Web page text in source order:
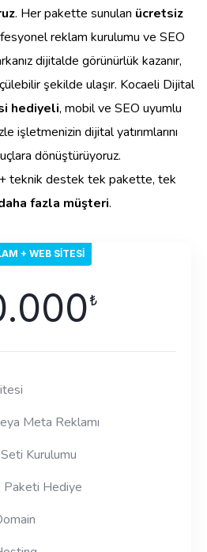
. Her pakette sunulan ücretsiz
reklam kurulumu ve SEO
dijitalde görünürlük kazanır,
şekilde ulaşır. Kocaeli Dijital
hediyeli, mobil ve SEO uyumlu
işletmenizin dijital yatırımlarını
dönüştürüyoruz.
teknik destek tek pakette, tek
fazla müşteri.
+ WEB SITESI
₺
Meta Reklamı
Kurulumu
Paketi Hediye